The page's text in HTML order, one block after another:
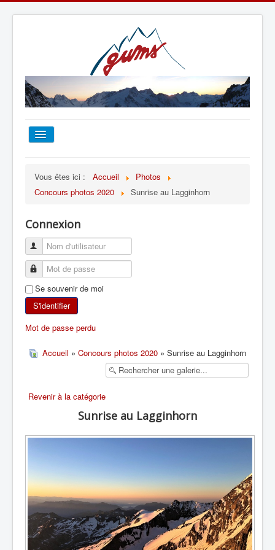
TOUT SUR LE GUMS
ESCALADE
ALPINISME
SKI DE RANDONNÉE
RANDONNÉE SPORTIVE
Vous êtes ici : Accueil
Photos
Concours photos 2020
Sunrise au Lagginhorn
Connexion
Se souvenir de moi
S'identifier
Mot de passe perdu
Accueil » Concours photos 2020 » Sunrise au Lagginhorn
Revenir à la catégorie
Sunrise au Lagginhorn